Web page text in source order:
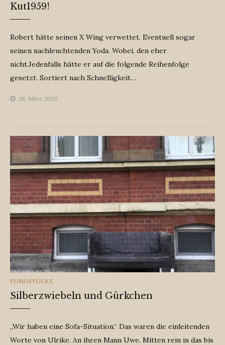
Kut1959!
Robert hätte seinen X Wing verwettet. Eventuell sogar
seinen nachleuchtenden Yoda. Wobei, den eher
nicht.Jedenfalls hätte er auf die folgende Reihenfolge
gesetzt. Sortiert nach Schnelligkeit…
28. März 2023
CATEGORIES
FUNDSTÜCKE
Silberzwiebeln und Gürkchen
„Wir haben eine Sofa-Situation.“ Das waren die einleitenden
Worte von Ulrike. An ihren Mann Uwe. Mitten rein in das bis